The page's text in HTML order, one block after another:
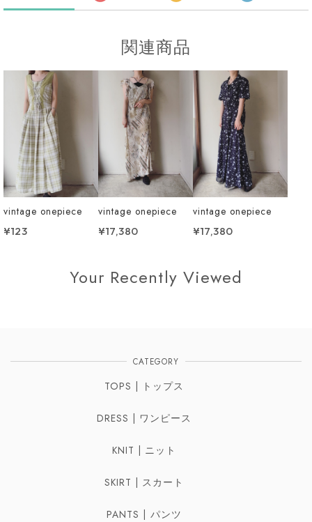
関連商品
vintage onepiece
¥123
vintage onepiece
¥17,380
vintage onepiece
¥17,380
Your Recently Viewed
CATEGORY
TOPS | トップス
DRESS | ワンピース
KNIT | ニット
SKIRT | スカート
PANTS | パンツ